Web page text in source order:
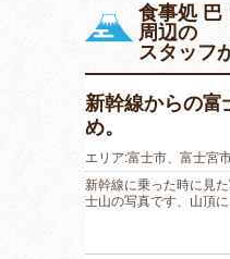
食事処 巴
周辺の
スタッフ
新幹線からの富
め。
エリア:富士市、富士宮
新幹線に乗った時に見
士山の写真です、山頂に